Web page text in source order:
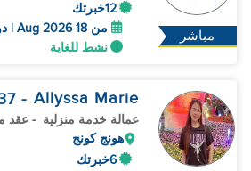
مباشر
12خبرتك
من 18 Aug 2026 | دوام كامل
نشط للغاية
Allyssa Marie
- 37
عمالة خدمة منزلية - عقد
هونج كونج
6خبرتك